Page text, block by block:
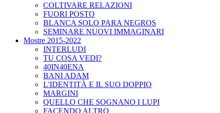
COLTIVARE RELAZIONI
FUORI POSTO
BLANCA SOLO PARA NEGROS
SEMINARE NUOVI IMMAGINARI
Mostre 2015-2022
INTERLUDI
TU COSA VEDI?
40IN40ENA
BANI ADAM
L'IDENTITÀ E IL SUO DOPPIO
MARGINI
QUELLO CHE SOGNANO I LUPI
FACENDO ALTRO